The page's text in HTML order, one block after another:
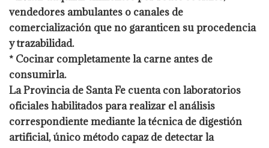
vendedores ambulantes o canales de
comercialización que no garanticen su procedencia
y trazabilidad.
* Cocinar completamente la carne antes de
consumirla.
La Provincia de Santa Fe cuenta con laboratorios
oficiales habilitados para realizar el análisis
correspondiente mediante la técnica de digestión
artificial, único método capaz de detectar la